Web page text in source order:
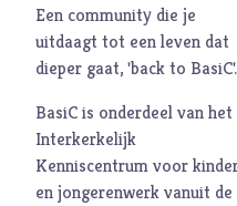
Kwetsbaarheid
L
Levensstijl
Liefde
M
Maatschappij
Media
Moed
Een community die je
uitdaagt tot een leven dat
dieper gaat, 'back to BasiC'.
BasiC is onderdeel van het
Interkerkelijk
Kenniscentrum voor
en jongerenwerk vanuit de